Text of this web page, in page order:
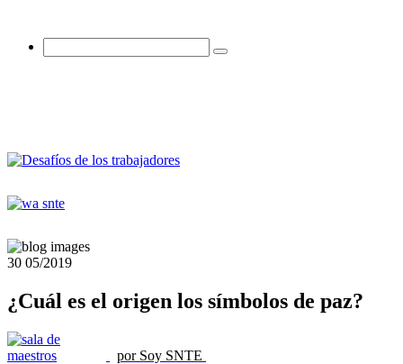
30 05/2019
¿Cuál es el origen los símbolos de paz?
por Soy SNTE